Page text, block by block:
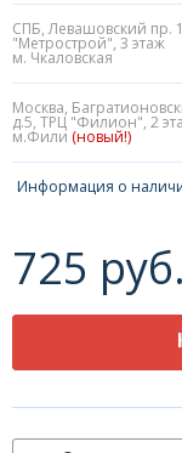
СПБ, Левашовский пр.
"Метрострой", 3 этаж
м. Чкаловская
Москва,
д.5, ТРЦ "Филион", 2
м.Фили (новый!)
Информация о
725 руб.